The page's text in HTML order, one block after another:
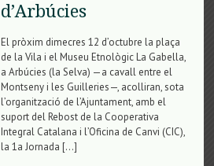
d’Arbúcies
El pròxim dimecres 12 d’octubre la plaça
de la Vila i el Museu Etnològic La Gabella,
a Arbúcies (la Selva) —a cavall entre el
Montseny i les Guilleries—, acolliran, sota
l’organització de l’Ajuntament, amb el
suport del Rebost de la Cooperativa
Integral Catalana i l’Oficina de Canvi (CIC),
la 1a Jornada […]